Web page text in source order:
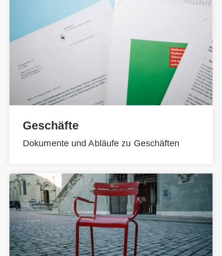
Geschäfte
Dokumente und Abläufe zu Geschäften